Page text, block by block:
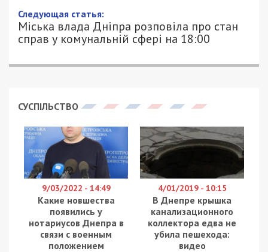
Следующая статья:
Міська влада Дніпра розповіла про стан
справ у комунальній сфері на 18:00
СУСПІЛЬСТВО
9/03/2022 - 14:49
Какие новшества
появились у
нотариусов Днепра в
связи с военным
положением
4/01/2019 - 10:15
В Днепре крышка
канализационного
коллектора едва не
убила пешехода:
видео